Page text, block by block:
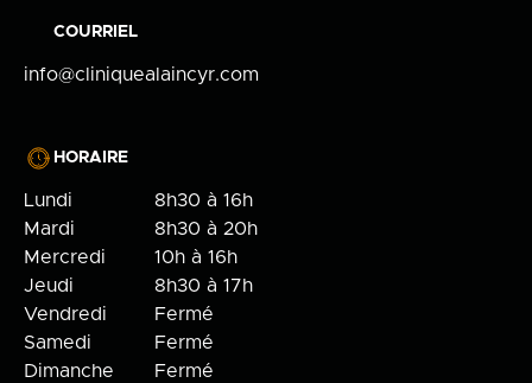
COURRIEL
info@cliniquealaincyr.com
HORAIRE
Lundi
8h30 à 16h
Mardi
8h30 à 20h
Mercredi
10h à 16h
Jeudi
8h30 à 17h
Vendredi
Fermé
Samedi
Fermé
Dimanche
Fermé